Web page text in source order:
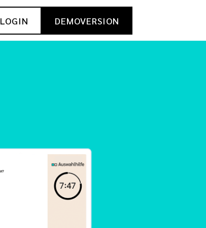
LOGIN DEMOVERSION